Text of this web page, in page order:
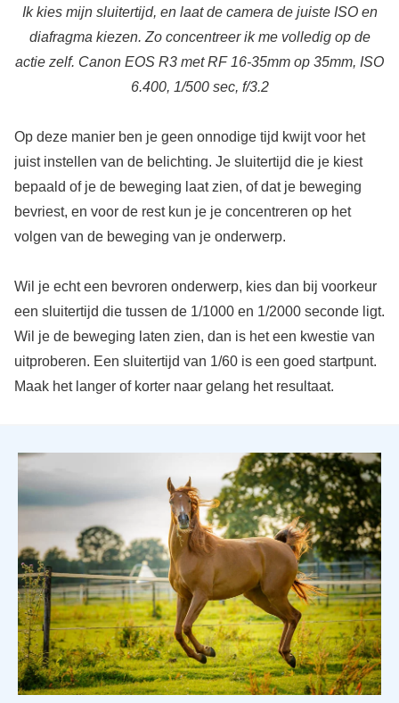
Ik kies mijn sluitertijd, en laat de camera de juiste ISO en
diafragma kiezen. Zo concentreer ik me volledig op de
actie zelf. Canon EOS R3 met RF 16-35mm op 35mm, ISO
6.400, 1/500 sec, f/3.2
Op deze manier ben je geen onnodige tijd kwijt voor het
juist instellen van de belichting. Je sluitertijd die je kiest
bepaald of je de beweging laat zien, of dat je beweging
bevriest, en voor de rest kun je je concentreren op het
volgen van de beweging van je onderwerp.
Wil je echt een bevroren onderwerp, kies dan bij voorkeur
een sluitertijd die tussen de 1/1000 en 1/2000 seconde ligt.
Wil je de beweging laten zien, dan is het een kwestie van
uitproberen. Een sluitertijd van 1/60 is een goed startpunt.
Maak het langer of korter naar gelang het resultaat.